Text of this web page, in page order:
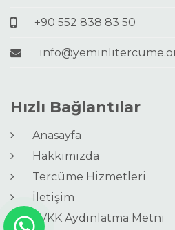
+90 552 838 83 50
Hızlı Bağlantılar
Anasayfa
Hakkımızda
Tercüme Hizmetleri
İletişim
KVKK Aydınlatma Metni